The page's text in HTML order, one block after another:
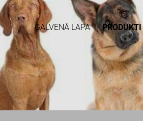
GALVENĀ LAPA PRODUKTI